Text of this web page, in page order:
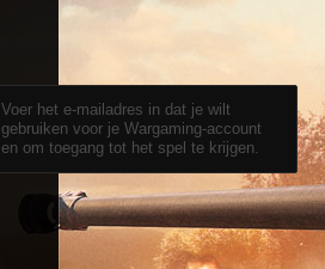
Voer het e-mailadres in dat je wilt
gebruiken voor je Wargaming-account
en om toegang tot het spel te krijgen.